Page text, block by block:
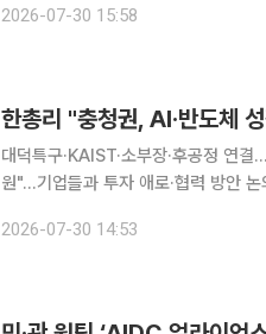
2026-07-30 15:58
한총리 "충청권, AI·반도체
대덕특구·KAIST·소부장·후공정 연
원"…기업들과 투자 애로·협력 방안 논의 한성숙 국무총리는 30일 "충청권은 대한민국 첨단
대표 반도체 성장축으로 도약할 수 있
2026-07-30 14:53